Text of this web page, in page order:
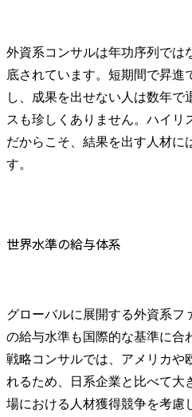
外資系コンサルは年功序列では
底されています。短期間で昇進
し、成果を出せない人は数年で
スも珍しくありません。ハイリ
だからこそ、結果を出す人材に
す。
世界水準の給与体系
グローバルに展開する外資系フ
の給与水準も国際的な基準に合
戦略コンサルでは、アメリカや
れるため、日系企業と比べて大
場における人材獲得競争を考慮